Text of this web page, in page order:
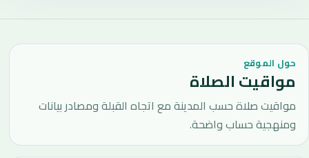
حول الموقع
مواقيت الصلاة
مواقيت صلاة حسب المدينة مع اتجاه القبلة ومصادر بيانات
ومنهجية حساب واضحة.